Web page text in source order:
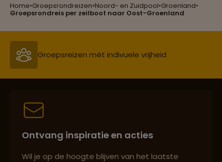
Home•Groepsrondreizen•Noord- en Zuidpool•Groenland•
Groepsrondreis per zeilboot naar Oost-Groenland
Reizen met oog voor mens, cultuur en milieu
Groepsreizen mét indivuele vrijheid
Persoonlijk en deskundig reisadvies
Ontvang inspiratie en acties
Wil je op de hoogte blijven van het laatste